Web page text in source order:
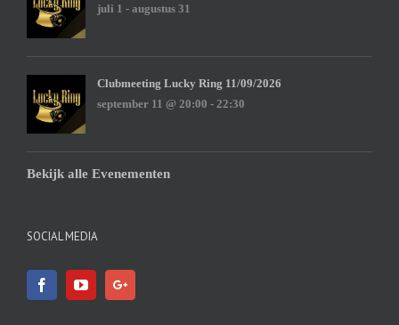
juli 1 - augustus 31
Clubmeeting Lucky Ring 11/09/2026
september 11 @ 20:00 - 22:30
Bekijk alle Evenementen
SOCIAL MEDIA